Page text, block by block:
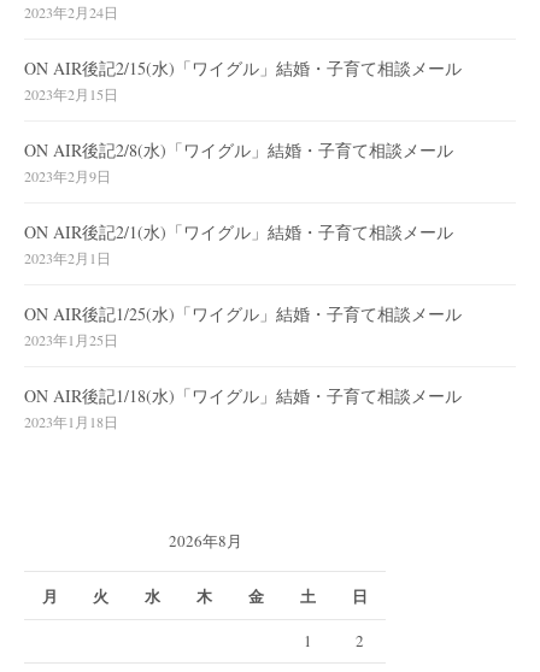
2023年2月24日
ON AIR後記2/15(水)「ワイグル」結婚・子育て相談メール
2023年2月15日
ON AIR後記2/8(水)「ワイグル」結婚・子育て相談メール
2023年2月9日
ON AIR後記2/1(水)「ワイグル」結婚・子育て相談メール
2023年2月1日
ON AIR後記1/25(水)「ワイグル」結婚・子育て相談メール
2023年1月25日
ON AIR後記1/18(水)「ワイグル」結婚・子育て相談メール
2023年1月18日
2026年8月
月 火 水 木 金 土 日
1
2